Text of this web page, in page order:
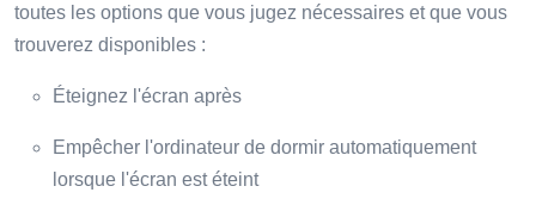
toutes les options que vous jugez nécessaires et que vous
trouverez disponibles :
Éteignez l'écran après
Empêcher l'ordinateur de dormir automatiquement
lorsque l'écran est éteint